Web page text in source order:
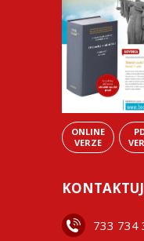
ONLINE
VERZE
733 734